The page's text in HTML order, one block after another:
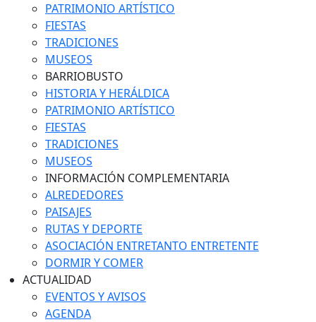
PATRIMONIO ARTÍSTICO
FIESTAS
TRADICIONES
MUSEOS
BARRIOBUSTO
HISTORIA Y HERÁLDICA
PATRIMONIO ARTÍSTICO
FIESTAS
TRADICIONES
MUSEOS
INFORMACIÓN COMPLEMENTARIA
ALREDEDORES
PAISAJES
RUTAS Y DEPORTE
ASOCIACIÓN ENTRETANTO ENTRETENTE
DORMIR Y COMER
ACTUALIDAD
EVENTOS Y AVISOS
AGENDA